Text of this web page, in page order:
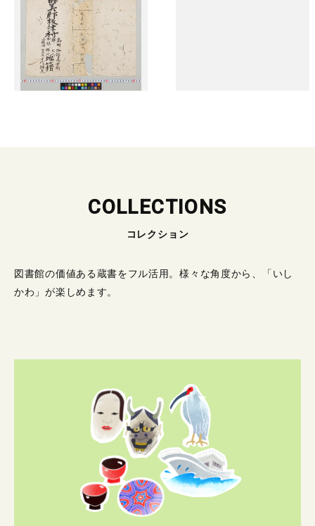
COLLECTIONS
コレクション
図書館の価値ある蔵書をフル活用。様々な角度から、「いし
かわ」が楽しめます。